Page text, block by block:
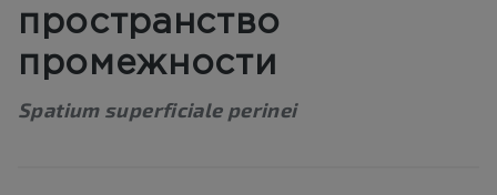
пространство
промежности
Spatium superficiale perinei